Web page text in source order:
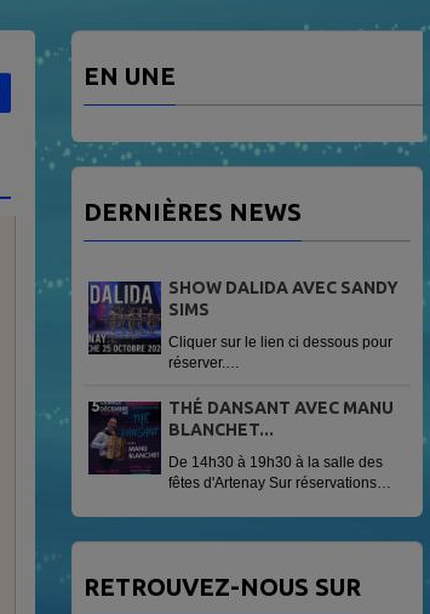
EN UNE
DERNIÈRES NEWS
SHOW DALIDA AVEC SANDY
SIMS
Cliquer sur le lien ci dessous pour
réserver.
vag/evenements/sandy-sims-
show-dalida
THÉ DANSANT AVEC MANU
BLANCHET...
De 14h30 à 19h30 à la salle des
fêtes d'Artenay Sur réservations
RETROUVEZ-NOUS SUR